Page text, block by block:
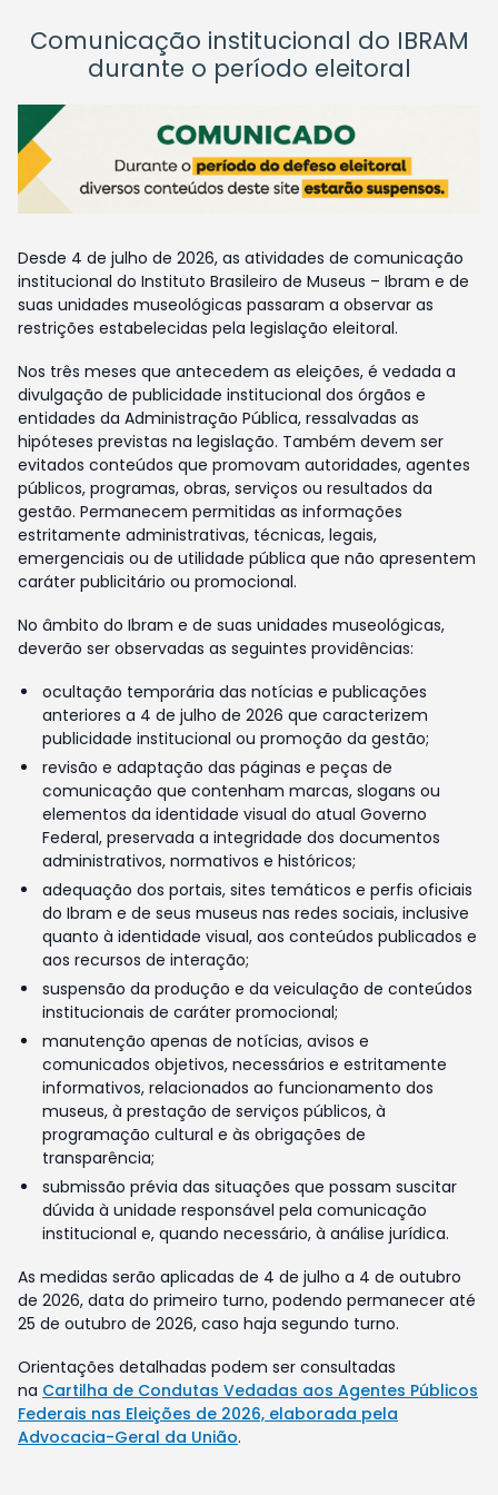
Comunicação institucional do IBRAM
durante o período eleitoral
Desde 4 de julho de 2026, as atividades de comunicação
institucional do Instituto Brasileiro de Museus – Ibram e de
suas unidades museológicas passaram a observar as
restrições estabelecidas pela legislação eleitoral.
Nos três meses que antecedem as eleições, é vedada a
divulgação de publicidade institucional dos órgãos e
entidades da Administração Pública, ressalvadas as
hipóteses previstas na legislação. Também devem ser
evitados conteúdos que promovam autoridades, agentes
públicos, programas, obras, serviços ou resultados da
gestão. Permanecem permitidas as informações
estritamente administrativas, técnicas, legais,
emergenciais ou de utilidade pública que não apresentem
caráter publicitário ou promocional.
No âmbito do Ibram e de suas unidades museológicas,
deverão ser observadas as seguintes providências:
ocultação temporária das notícias e publicações
anteriores a 4 de julho de 2026 que caracterizem
publicidade institucional ou promoção da gestão;
revisão e adaptação das páginas e peças de
comunicação que contenham marcas, slogans ou
elementos da identidade visual do atual Governo
Federal, preservada a integridade dos documentos
administrativos, normativos e históricos;
adequação dos portais, sites temáticos e perfis oficiais
do Ibram e de seus museus nas redes sociais, inclusive
quanto à identidade visual, aos conteúdos publicados e
aos recursos de interação;
suspensão da produção e da veiculação de conteúdos
institucionais de caráter promocional;
manutenção apenas de notícias, avisos e
comunicados objetivos, necessários e estritamente
informativos, relacionados ao funcionamento dos
museus, à prestação de serviços públicos, à
programação cultural e às obrigações de
transparência;
submissão prévia das situações que possam suscitar
dúvida à unidade responsável pela comunicação
institucional e, quando necessário, à análise jurídica.
As medidas serão aplicadas de 4 de julho a 4 de outubro
de 2026, data do primeiro turno, podendo permanecer até
25 de outubro de 2026, caso haja segundo turno.
Orientações detalhadas podem ser consultadas
na Cartilha de Condutas Vedadas aos Agentes Públicos
Federais nas Eleições de 2026, elaborada pela
Advocacia-Geral da União.